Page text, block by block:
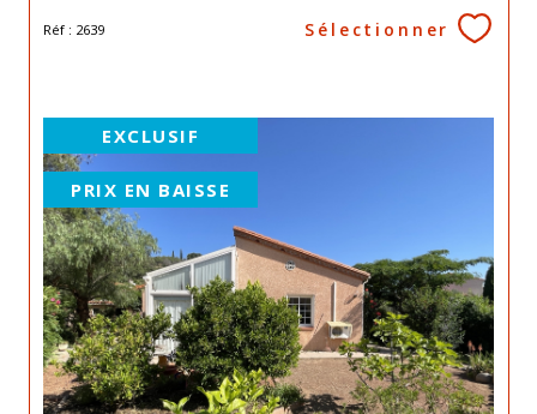
Réf : 2639 Sélectionner
EXCLUSIF
PRIX EN BAISSE